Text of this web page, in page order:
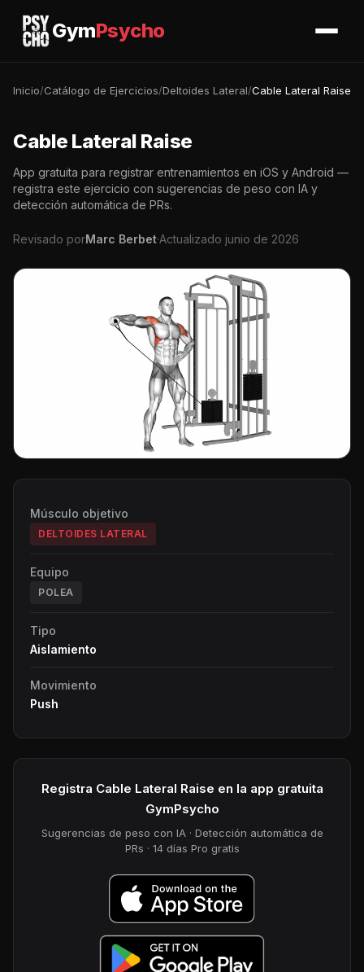
GymPsycho
Inicio/Catálogo de Ejercicios/Deltoides Lateral/Cable Lateral Raise
Cable Lateral Raise
App gratuita para registrar entrenamientos en iOS y Android —
registra este ejercicio con sugerencias de peso con IA y
detección automática de PRs.
Revisado porMarc Berbet·Actualizado junio de 2026
Músculo objetivo
DELTOIDES LATERAL
Equipo
POLEA
Tipo
Aislamiento
Movimiento
Push
Registra Cable Lateral Raise en la app gratuita
GymPsycho
Sugerencias de peso con IA · Detección automática de
PRs · 14 días Pro gratis